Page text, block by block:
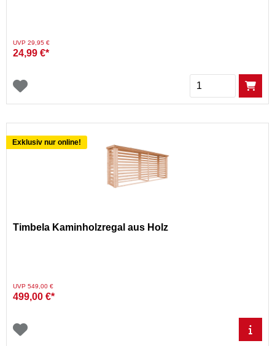
Preis reduziert von
UVP 29,95 €auf
24,99 €*
Menge
Exklusiv nur online!
Timbela Kaminholzregal aus Holz
Preis reduziert von
UVP 549,00 €auf
499,00 €*